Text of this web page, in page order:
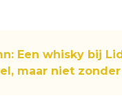
Een whisky bij
maar niet